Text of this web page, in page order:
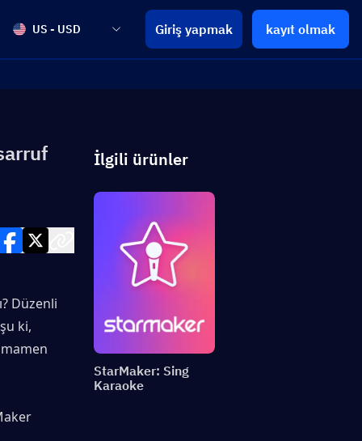
US - USD Giriş yapmak kayıt olmak
Düzenli
ki,
İlgili ürünler
StarMaker: Sing
Karaoke